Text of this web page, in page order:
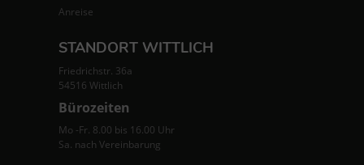
Anreise
STANDORT WITTLICH
Friedrichstr. 36a
54516 Wittlich
Bürozeiten
Mo -Fr. 8.00 bis 16.00 Uhr
Sa. nach Vereinbarung